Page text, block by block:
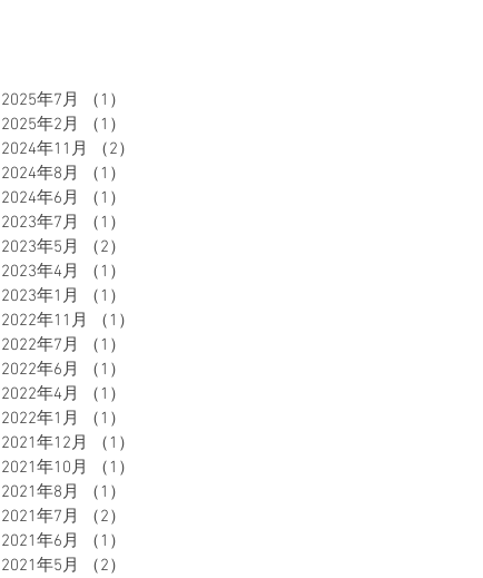
2025年7月 （1）
2025年2月
（1）
2024年11月
（2）
2024年8月
（1）
2024年6月
（1）
2023年7月
（1）
2023年5月
（2）
2023年4月
（1）
2023年1月
（1）
2022年11月
（1）
2022年7月
（1）
2022年6月
（1）
2022年4月
（1）
2022年1月
（1）
2021年12月
（1）
2021年10月
（1）
2021年8月
（1）
2021年7月
（2）
2021年6月
（1）
2021年5月
（2）